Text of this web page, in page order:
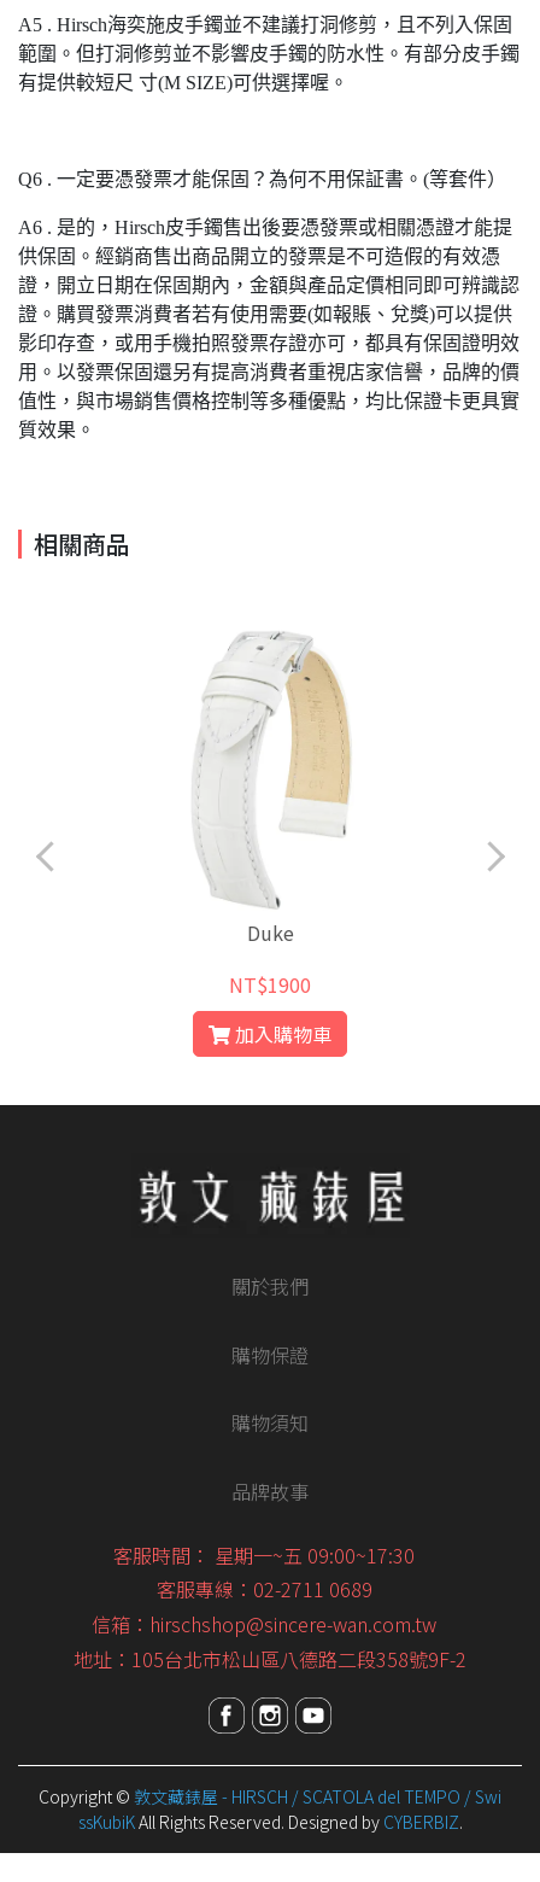
A5 . Hirsch海奕施皮手鐲並不建議打洞修剪，且不列入保固
範圍。但打洞修剪並不影響皮手鐲的防水性。有部分皮手鐲
有提供較短尺 寸(M SIZE)可供選擇喔。
Q6 . 一定要憑發票才能保固？為何不用保証書。(等套件）
A6 . 是的，Hirsch皮手鐲售出後要憑發票或相關憑證才能提
供保固。經銷商售出商品開立的發票是不可造假的有效憑
證，開立日期在保固期內，金額與產品定價相同即可辨識認
證。購買發票消費者若有使用需要(如報賬、兌獎)可以提供
影印存查，或用手機拍照發票存證亦可，都具有保固證明效
用。以發票保固還另有提高消費者重視店家信譽，品牌的價
值性，與市場銷售價格控制等多種優點，均比保證卡更具實
質效果。
相關商品
Duke
NT$1900
加入購物車
關於我們
購物保證
購物須知
品牌故事
客服時間： 星期一~五 09:00~17:30
客服專線：02-2711 0689
信箱：hirschshop@sincere-wan.com.tw
地址：105台北市松山區八德路二段358號9F-2
Copyright © 敦文藏錶屋 - HIRSCH / SCATOLA del TEMPO / Swi
ssKubiKAll Rights Reserved. Designed by CYBERBIZ.